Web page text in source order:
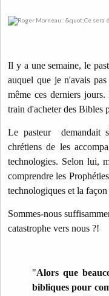
Il y a une semaine, le
auquel que je n'avais
même ces derniers
train d'acheter des Bibles
Le pasteur demandait
chrétiens de les
technologies. Selon lui,
comprendre les
technologiques et la
Sommes-nous
catastrophe vers nous ?!
"Alors que
bibliques pour